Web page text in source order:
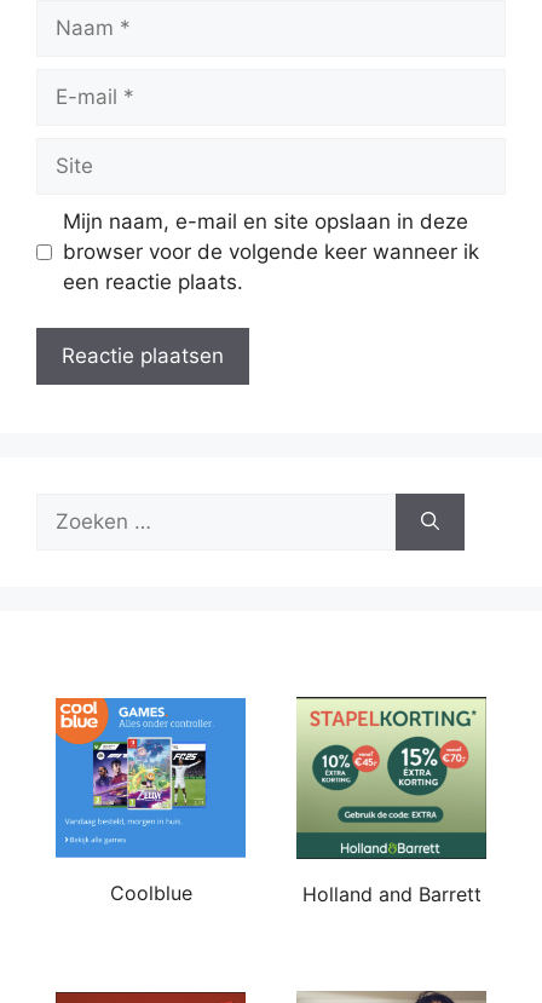
mail
Mijn naam, e-mail en site opslaan in deze
browser voor de volgende keer wanneer ik
een reactie plaats.
Zoek
Coolblue Holland and Barrett